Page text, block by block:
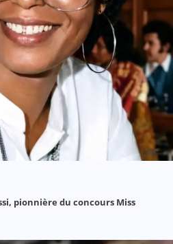
pionnière du concours Miss